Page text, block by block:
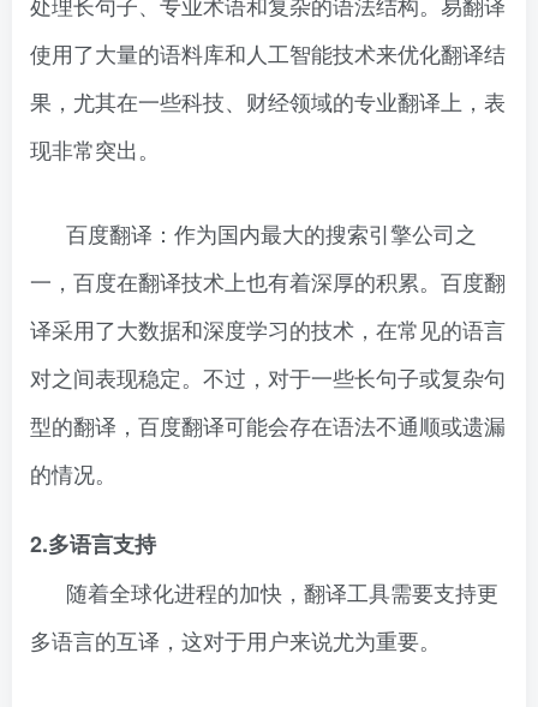
使用了大量的语料库和人工智能技术来优化翻译结
果，尤其在一些科技、财经领域的专业翻译上，表
现非常突出。
百度翻译：作为国内最大的搜索引擎公司之
一，百度在翻译技术上也有着深厚的积累。百度翻
译采用了大数据和深度学习的技术，在常见的语言
对之间表现稳定。不过，对于一些长句子或复杂句
型的翻译，百度翻译可能会存在语法不通顺或遗漏
的情况。
2.多语言支持
随着全球化进程的加快，翻译工具需要支持更
多语言的互译，这对于用户来说尤为重要。